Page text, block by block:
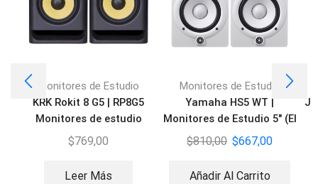
Monitores de Estudio
KRK Rokit 8 G5 | RP8G5
Monitores de estudio
activo
$769,00
Leer Más
Monitores de Estudio
Yamaha HS5 WT |
Monitores de Estudio 5″ (El
par)
$810,00 $667,00
Añadir Al Carrito